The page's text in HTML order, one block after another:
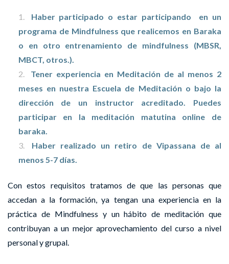
Haber participado o estar participando en un
programa de Mindfulness que realicemos en Baraka
o en otro entrenamiento de mindfulness (MBSR,
MBCT, otros.).
Tener experiencia en Meditación de al menos 2
meses en nuestra Escuela de Meditación o bajo la
dirección de un instructor acreditado. Puedes
participar en la meditación matutina online de
baraka.
Haber realizado un retiro de Vipassana de al
menos 5-7 días.
Con estos requisitos tratamos de que las personas que
accedan a la formación, ya tengan una experiencia en la
práctica de Mindfulness y un hábito de meditación que
contribuyan a un mejor aprovechamiento del curso a nivel
personal y grupal.